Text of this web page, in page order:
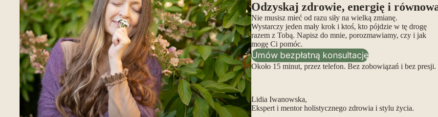
Odzyskaj zdrowie, energię i
Nie musisz mieć od razu siły na wielką zmianę.
Wystarczy jeden mały krok i ktoś, kto pójdzie w tę drogę
razem z Tobą. Napisz do mnie, porozmawiamy, czy i jak
mogę Ci pomóc.
Umów bezpłatną konsultację
Około 15 minut, przez telefon. Bez zobowiązań i bez presji.
Lidia Iwanowska,
Ekspert i mentor holistycznego zdrowia i stylu życia.